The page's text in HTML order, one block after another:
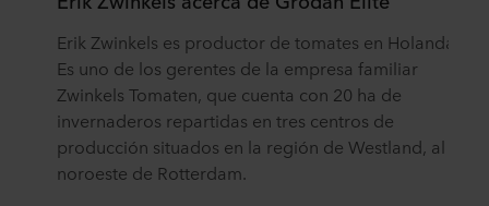
Erik Zwinkels es productor de tomates en Holanda.
Es uno de los gerentes de la empresa familiar
Zwinkels Tomaten, que cuenta con 20 ha de
invernaderos repartidas en tres centros de
producción situados en la región de Westland, al
noroeste de Rotterdam.